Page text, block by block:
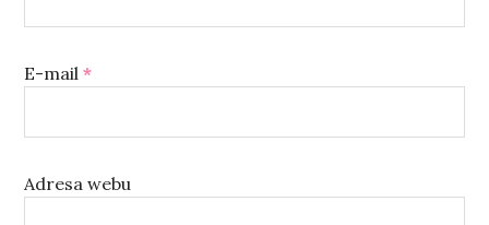
E-mail*
Adresa webu